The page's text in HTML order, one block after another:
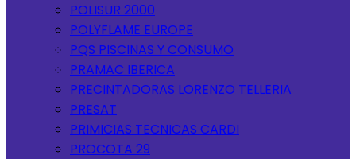
POLISUR 2000
POLYFLAME EUROPE
PQS PISCINAS Y CONSUMO
PRAMAC IBERICA
PRECINTADORAS LORENZO TELLERIA
PRESAT
PRIMICIAS TECNICAS CARDI
PROCOTA 29